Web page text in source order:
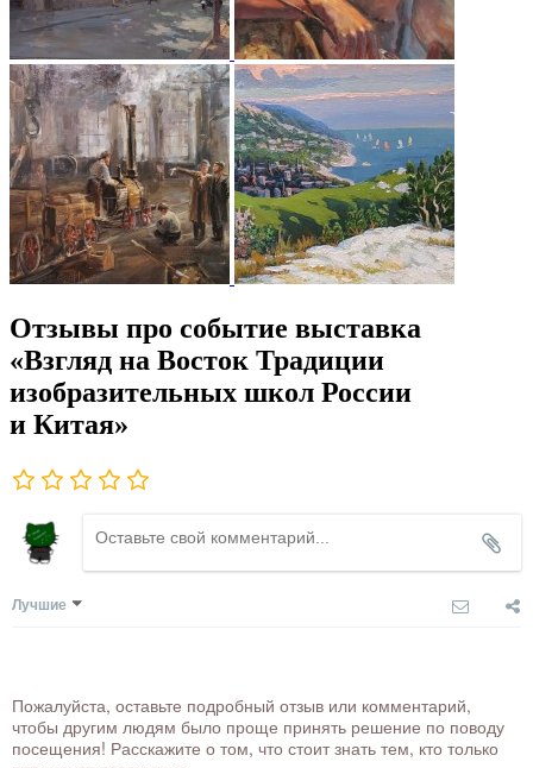
Отзывы про событие выставка
«Взгляд на Восток Традиции
изобразительных школ России
и Китая»
Лучшие
Пожалуйста, оставьте подробный отзыв или комментарий,
чтобы другим людям было проще принять решение по поводу
посещения! Расскажите о том, что стоит знать тем, кто только